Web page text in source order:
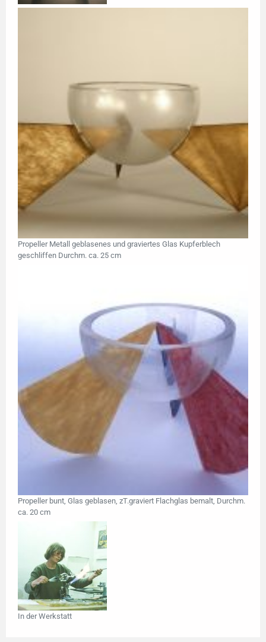
Propeller Metall geblasenes und graviertes Glas Kupferblech
geschliffen Durchm. ca. 25 cm
Propeller bunt, Glas geblasen, zT.graviert Flachglas bemalt, Durchm.
ca. 20 cm
In der Werkstatt